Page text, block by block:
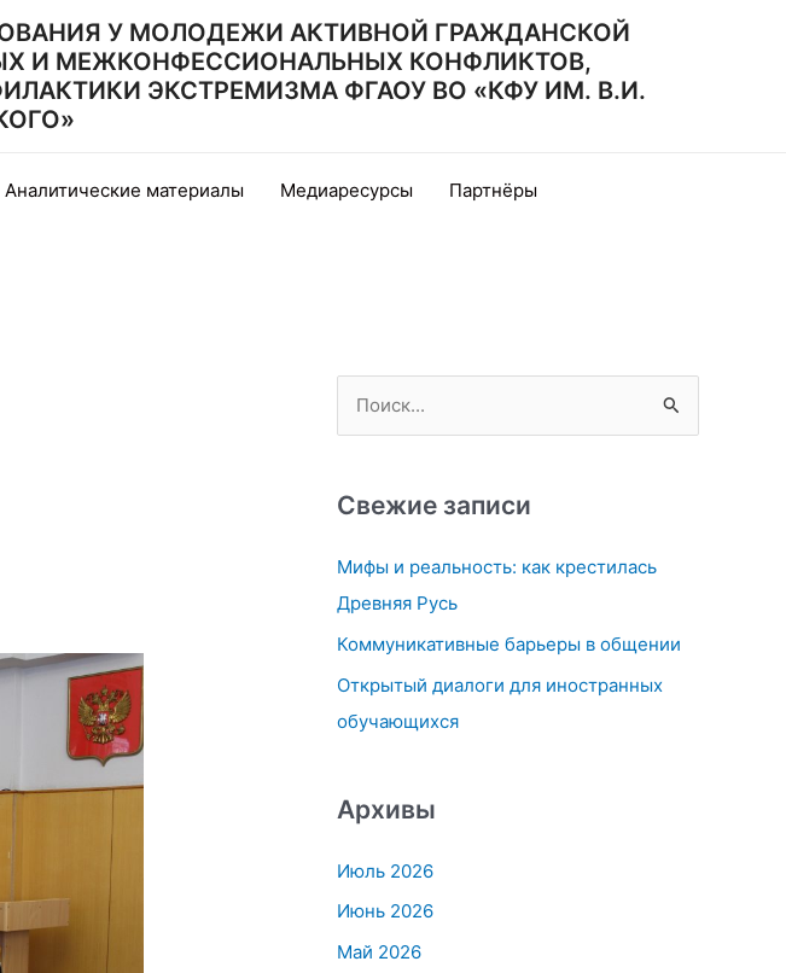
У МОЛОДЕЖИ АКТИВНОЙ ГРАЖДАНСКОЙ
И МЕЖКОНФЕССИОНАЛЬНЫХ КОНФЛИКТОВ,
ЭКСТРЕМИЗМА ФГАОУ ВО «КФУ ИМ. В.И.
Аналитические материалы Медиаресурсы Партнёры
с
:
Свежие записи
Мифы и реальность: как крестилась
Древняя Русь
Коммуникативные барьеры в общении
Открытый диалоги для иностранных
обучающихся
Архивы
Июль 2026
Июнь 2026
Май 2026